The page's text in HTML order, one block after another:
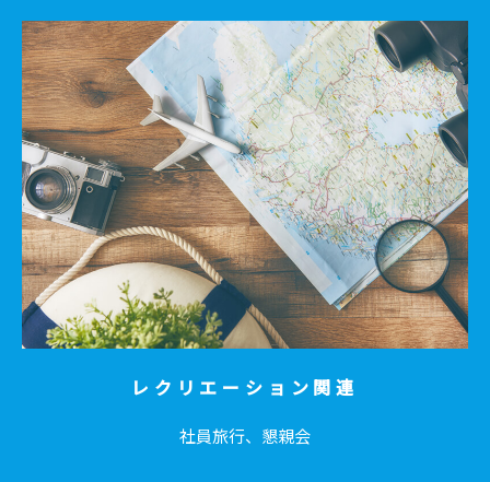
レクリエーション関連
社員旅行、懇親会